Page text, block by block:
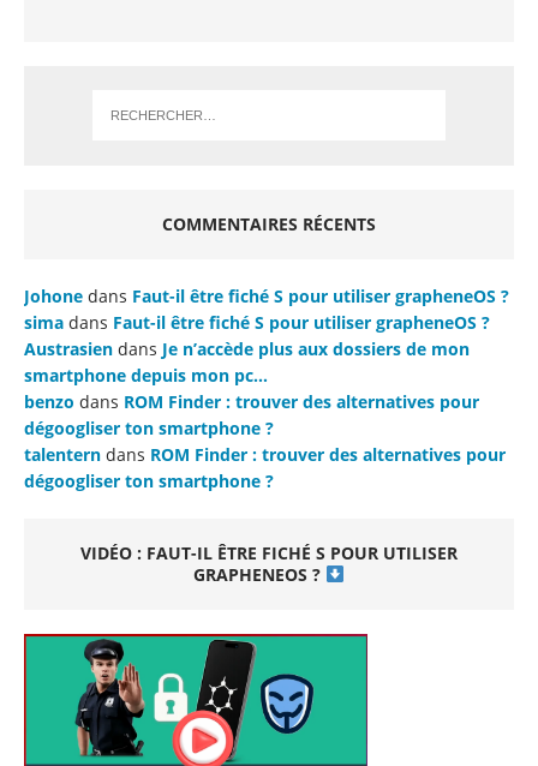
COMMENTAIRES RÉCENTS
Johone dans Faut-il être fiché S pour utiliser grapheneOS ?
sima dans Faut-il être fiché S pour utiliser grapheneOS ?
Austrasien dans Je n’accède plus aux dossiers de mon
smartphone depuis mon pc…
benzo dans ROM Finder : trouver des alternatives pour
dégoogliser ton smartphone ?
talentern dans ROM Finder : trouver des alternatives pour
dégoogliser ton smartphone ?
VIDÉO : FAUT-IL ÊTRE FICHÉ S POUR UTILISER
GRAPHENEOS ?